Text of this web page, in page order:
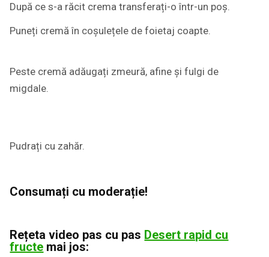
După ce s-a răcit crema transferați-o într-un poș.
Puneți cremă în coșulețele de foietaj coapte.
Peste cremă adăugați zmeură, afine și fulgi de
migdale.
Pudrați cu zahăr.
Consumați cu moderație!
Rețeta video pas cu pas Desert rapid cu
fructe mai jos: